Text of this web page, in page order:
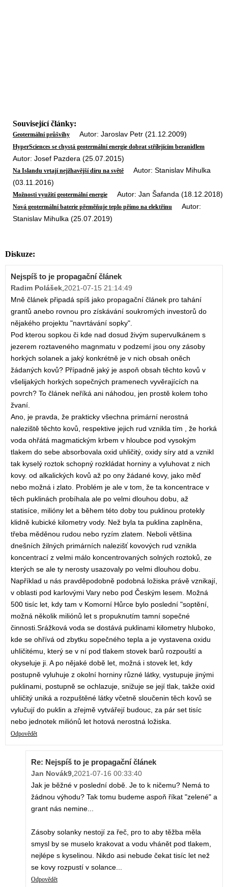
Související články:
Geotermální průšvihy Autor: Jaroslav Petr (21.12.2009)
HyperSciences se chystá geotermální energie dobrat střílejícím beranidlem
Autor: Josef Pazdera (25.07.2015)
Na Islandu vrtají nejžhavější díru na světě Autor: Stanislav Mihulka
(03.11.2016)
Možnosti využití geotermální energie Autor: Jan Šafanda (18.12.2018)
Nová geotermální baterie přeměňuje teplo přímo na elektřinu Autor:
Stanislav Mihulka (25.07.2019)
Diskuze:
Nejspíš to je propagační článek
Radim Polášek,2021-07-15 21:14:49
Mně článek připadá spíš jako propagační článek pro tahání
grantů anebo rovnou pro získávání soukromých investorů do
nějakého projektu "navrtávání sopky".
Pod kterou sopkou či kde nad dosud živým supervulkánem s
jezerem roztaveného magnmatu v podzemí jsou ony zásoby
horkých solanek a jaký konkrétně je v nich obsah oněch
žádaných kovů? Případně jaký je aspoň obsah těchto kovů v
všelijakých horkých sopečných pramenech vyvěrajících na
povrch? To článek neříká ani náhodou, jen prostě kolem toho
žvaní.
Ano, je pravda, že prakticky všechna primární nerostná
naleziště těchto kovů, respektive jejich rud vznikla tím , že horká
voda ohřátá magmatickým krbem v hloubce pod vysokým
tlakem do sebe absorbovala oxid uhličitý, oxidy síry atd a vznikl
tak kyselý roztok schopný rozkládat horniny a vyluhovat z nich
kovy. od alkalických kovů až po ony žádané kovy, jako měď
nebo možná i zlato. Problém je ale v tom, že ta koncentrace v
těch puklinách probíhala ale po velmi dlouhou dobu, až
statisíce, milióny let a během této doby tou puklinou protekly
klidně kubické kilometry vody. Než byla ta puklina zaplněna,
třeba měděnou rudou nebo ryzím zlatem. Neboli většina
dnešních žilných primárních nalezišť kovových rud vznikla
koncentrací z velmi málo koncentrovaných solných roztoků, ze
kterých se ale ty nerosty usazovaly po velmi dlouhou dobu.
Například u nás pravděpodobně podobná ložiska právě vznikají,
v oblasti pod karlovými Vary nebo pod Českým lesem. Možná
500 tisíc let, kdy tam v Komorní Hůrce bylo poslední "soptění,
možná několik miliónů let s propuknutím tamní sopečné
činnosti.Srážková voda se dostává puklinami kilometry hluboko,
kde se ohřívá od zbytku sopečného tepla a je vystavena oxidu
uhličitému, který se v ní pod tlakem stovek barů rozpouští a
okyseluje ji. A po nějaké době let, možná i stovek let, kdy
postupně vyluhuje z okolní horniny různé látky, vystupuje jinými
puklinami, postupně se ochlazuje, snižuje se její tlak, takže oxid
uhličitý uniká a rozpuštěné látky včetně sloučenin těch kovů se
vylučují do puklin a zřejmě vytvářejí budouc, za pár set tisíc
nebo jednotek miliónů let hotová nerostná ložiska.
Odpovědět
Re: Nejspíš to je propagační článek
Jan Novák9,2021-07-16 00:33:40
Jak je běžné v poslední době. Je to k ničemu? Nemá to
žádnou výhodu? Tak tomu budeme aspoň říkat "zelené" a
grant nás nemine...
Zásoby solanky nestojí za řeč, pro to aby těžba měla
smysl by se muselo krakovat a vodu vhánět pod tlakem,
nejlépe s kyselinou. Nikdo asi nebude čekat tisíc let než
se kovy rozpustí v solance...
Odpovědět